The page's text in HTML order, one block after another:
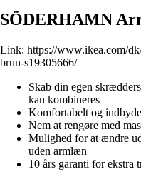
SÖDERHAMN
Link: https://www.ikea.com/
brun-s19305666/
Skab din egen
kan kombineres
Komfortabelt og
Nem at rengøre med
Mulighed for at ændre
uden armlæn
10 års garanti for ekstra